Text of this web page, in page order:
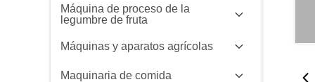
Máquina de proceso de la
legumbre de fruta
Máquinas y aparatos agrícolas
Maquinaria de comida